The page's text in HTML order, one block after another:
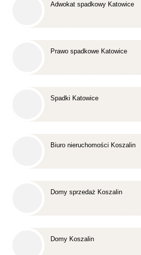
Adwokat spadkowy Katowice
Prawo spadkowe Katowice
Spadki Katowice
Biuro nieruchomości Koszalin
Domy sprzedaż Koszalin
Domy Koszalin